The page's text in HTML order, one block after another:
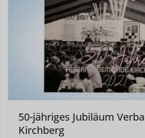
50-jähriges Jubiläum
Kirchberg